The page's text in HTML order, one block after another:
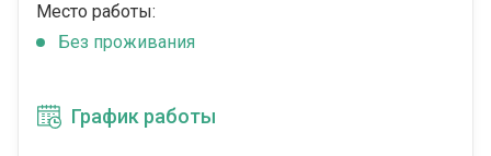
Место работы:
Без проживания
График работы